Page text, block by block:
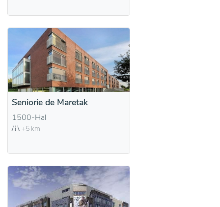
Seniorie de Maretak
1500-Hal
+5 km